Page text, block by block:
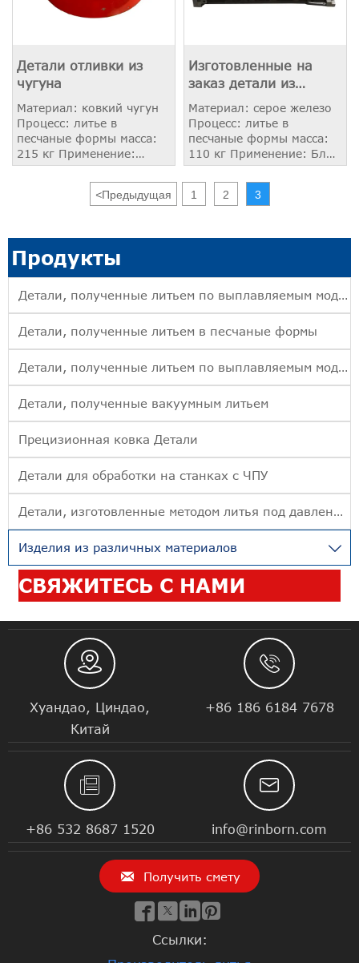
Детали отливки из
чугуна
Материал: ковкий чугун
Процесс: литье в
песчаные формы масса:
215 кг Применение:
Промышленные весы
Изготовленные на
заказ детали из
серого чугуна
Материал: серое железо
Процесс: литье в
песчаные формы масса:
110 кг Применение: Блок
двигателя
<Предыдущая 1 2 3
Продукты
Детали, полученные литьем по выплавляемым моделям
Детали, полученные литьем в песчаные формы
Детали, полученные литьем по выплавляемым моделям
Детали, полученные вакуумным литьем
Прецизионная ковка Детали
Детали для обработки на станках с ЧПУ
Детали, изготовленные методом литья под давлением
Изделия из различных материалов 
СВЯЖИТЕСЬ С НАМИ

Хуандао, Циндао,
Китай

+86 186 6184 7678

+86 532 8687 1520

info@rinborn.com
 Получить смету
   
Ссылки: